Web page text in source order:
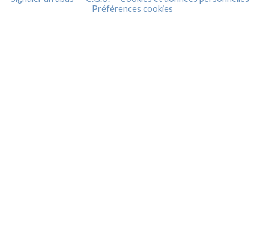
Préférences cookies